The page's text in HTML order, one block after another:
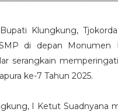
Klungkung,
di depan Monumen
serangkain
ke-7 Tahun 2025.
I Ketut Suadnyana